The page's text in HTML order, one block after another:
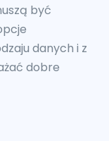
być
danych i z
dobre